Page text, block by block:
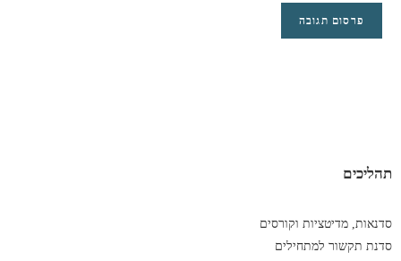
תהליכים
סדנאות, מדיטציות וקורסים
סדנת תקשור למתחילים